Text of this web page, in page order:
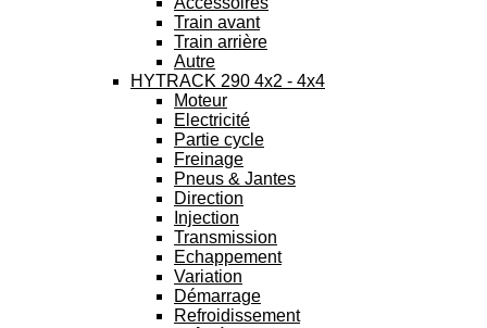
Train avant
Train arrière
Autre
HYTRACK 290 4x2 - 4x4
Moteur
Electricité
Partie cycle
Freinage
Pneus & Jantes
Direction
Injection
Transmission
Echappement
Variation
Démarrage
Refroidissement